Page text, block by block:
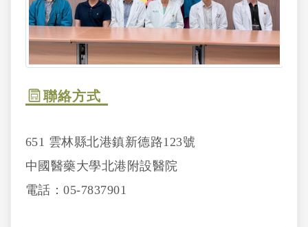
聯絡方式
651 雲林縣北港鎮新德路123號
中國醫藥大學北港附設醫院
電話：05-7837901